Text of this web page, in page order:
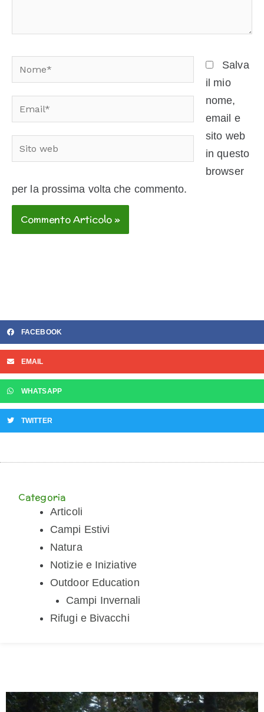
Nome*
Email*
Sito
web
Salva
il mio
nome,
email e
sito web
in questo
browser
per la prossima volta che commento.
FACEBOOK
EMAIL
WHATSAPP
TWITTER
Categoria
Articoli
Campi Estivi
Natura
Notizie e Iniziative
Outdoor Education
Campi Invernali
Rifugi e Bivacchi